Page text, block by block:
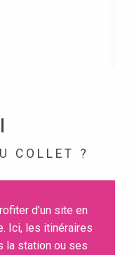
COLLET ?
d’un site en
Ici, les itinéraires
la station ou ses